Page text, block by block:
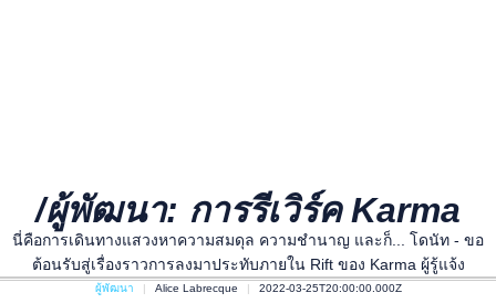
/ผู้พัฒนา: การรีเวิร์ค Karma
นี่คือการเดินทางแสวงหาความสมดุล ความชำนาญ และก็... โดนัท - ขอ
ต้อนรับสู่เรื่องราวการลงมาประทับภายใน Rift ของ Karma ผู้รู้แจ้ง
ผู้พัฒนา Alice Labrecque 2022-03-25T20:00:00.000Z